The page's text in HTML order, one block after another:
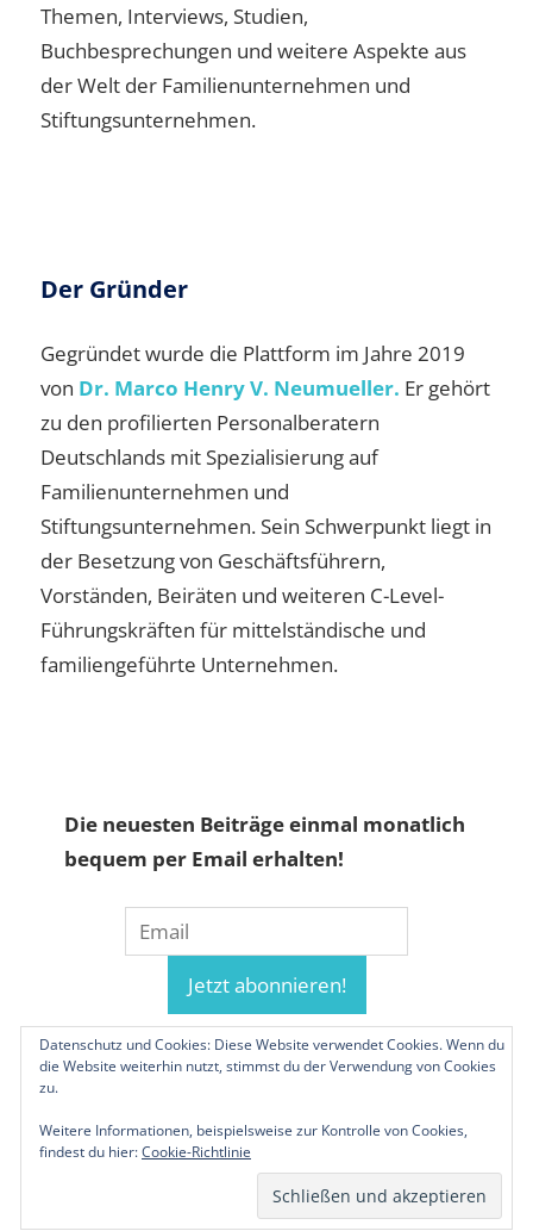
Themen, Interviews, Studien,
Buchbesprechungen und weitere Aspekte aus
der Welt der Familienunternehmen und
Stiftungsunternehmen.
Der Gründer
Gegründet wurde die Plattform im Jahre 2019
von Dr. Marco Henry V. Neumueller. Er gehört
zu den profilierten Personalberatern
Deutschlands mit Spezialisierung auf
Familienunternehmen und
Stiftungsunternehmen. Sein Schwerpunkt liegt in
der Besetzung von Geschäftsführern,
Vorständen, Beiräten und weiteren C-Level-
Führungskräften für mittelständische und
familiengeführte Unternehmen.
Die neuesten Beiträge einmal monatlich
bequem per Email erhalten!
© 2019-2026 Familienunternehmen.eu. Alle
Rechte vorbehalten.
Datenschutz und Cookies: Diese Website verwendet Cookies. Wenn du
die Website weiterhin nutzt, stimmst du der Verwendung von Cookies
zu.
Weitere Informationen, beispielsweise zur Kontrolle von Cookies,
findest du hier:Cookie-Richtlinie